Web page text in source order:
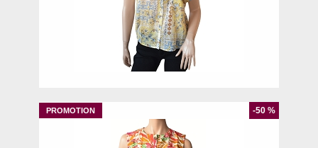
46
-50 %